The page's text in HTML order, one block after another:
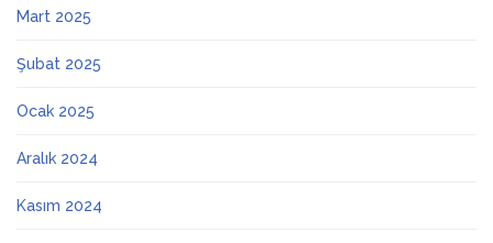
Mart 2025
Şubat 2025
Ocak 2025
Aralık 2024
Kasım 2024